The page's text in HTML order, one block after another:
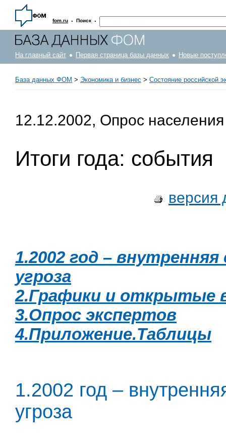
fom.ru · Поиск ·
На главный сайт Первая страница базы данных Новые
База данных ФОМ > Экономика и бизнес > Состояние российской
12.12.2002, Опрос населения
Итоги года: события
версия
1.2002 год –
угроза
2.Графики и открытые
3.Опрос экспертов
4.Приложение.Таблицы
1.2002 год –
угроза